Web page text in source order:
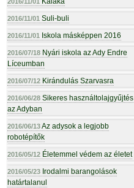
2016/11/01 Suli-buli
2016/11/01 Iskola másképpen 2016
2016/07/18 Nyári iskola az Ady Endre
Líceumban
2016/07/12 Kirándulás Szarvasra
2016/06/28 Sikeres használtolajgyűjtés
az Adyban
2016/06/13Az adysok a legjobb
robotépítők
2016/05/12 Életemmel védem az életet
2016/05/23 Irodalmi barangolások
határtalanul